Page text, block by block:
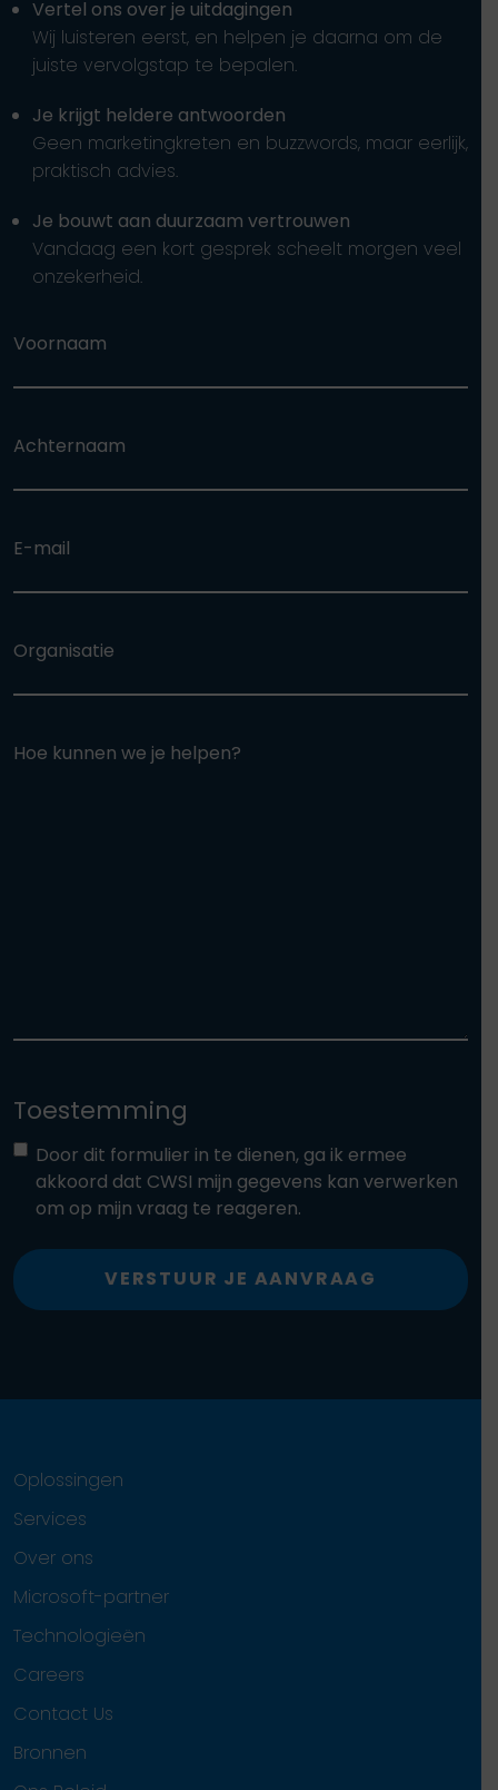
Vertel ons over je uitdagingen
Wij luisteren eerst, en helpen je daarna om de
juiste vervolgstap te bepalen.
Je krijgt heldere antwoorden
Geen marketingkreten en buzzwords, maar eerlijk,
praktisch advies.
Je bouwt aan duurzaam vertrouwen
Vandaag een kort gesprek scheelt morgen veel
onzekerheid.
Voornaam
Achternaam
E-mail
Organisatie
Hoe kunnen we je helpen?
Toestemming
Door dit formulier in te dienen, ga ik ermee
akkoord dat CWSI mijn gegevens kan verwerken
om op mijn vraag te reageren.
VERSTUUR JE AANVRAAG
Oplossingen
Services
Over ons
Microsoft-partner
Technologieën
Careers
Contact Us
Bronnen